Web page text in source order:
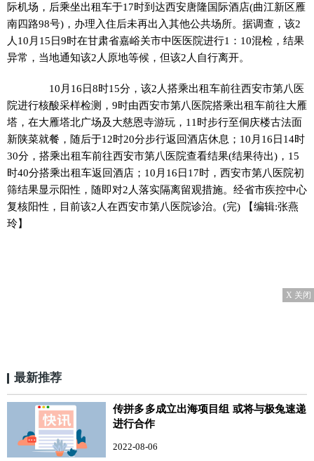
际机场，后乘坐出租车于17时到达西安唐隆国际酒店(曲江新区雁
南四路98号)，办理入住后未再出入其他公共场所。据调查，该2
人10月15日9时在甘肃省嘉峪关市中医医院进行1：10混检，结果
异常，当地通知该2人原地等候，但该2人自行离开。
10月16日8时15分，该2人搭乘出租车前往西安市第八医
院进行核酸采样检测，9时由西安市第八医院搭乘出租车前往大雁
塔，在大雁塔北广场及大慈恩寺游玩，11时步行至侗庆楼古法面
新陕菜就餐，随后于12时20分步行返回酒店休息；10月16日14时
30分，搭乘出租车前往西安市第八医院查看结果(结果待出)，15
时40分搭乘出租车返回酒店；10月16日17时，西安市第八医院初
筛结果显示阳性，随即对2人落实隔离留观措施。经省市疾控中心
复核阳性，目前该2人在西安市第八医院诊治。(完)
【编辑:张燕
玲】
X 关闭
最新推荐
传拼多多成立出海项目组 或将与极兔速递
进行合作
2022-08-06